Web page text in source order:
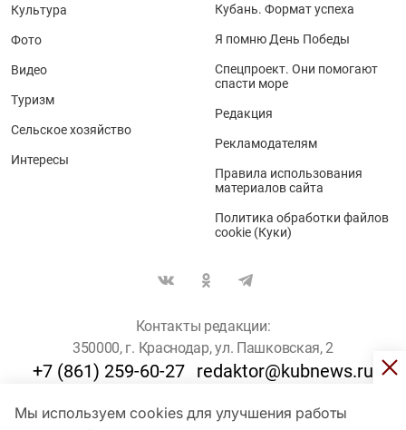
Мы используем cookies для улучшения работы
Культура
Фото
Видео
Туризм
Сельское хозяйство
Интересы
Кубань. Формат успеха
Я помню День Победы
Спецпроект. Они помогают
спасти море
Редакция
Рекламодателям
Правила использования
материалов сайта
Политика обработки файлов
cookie (Куки)
Контакты редакции:
350000, г. Краснодар, ул. Пашковская, 2
+7 (861) 259-60-27 redaktor@kubnews.ru
Для пользователей старше 16 лет